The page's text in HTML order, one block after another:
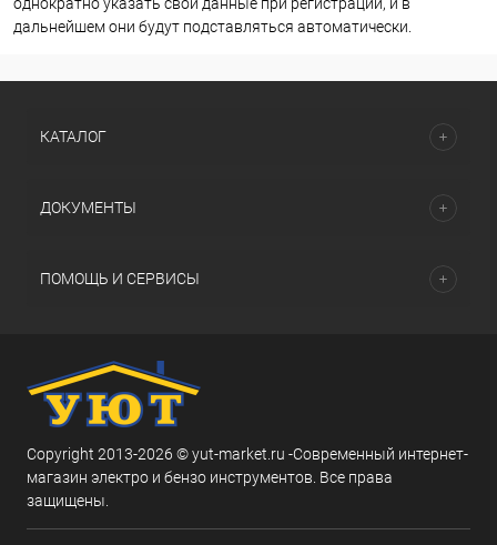
дальнейшем они будут подставляться автоматически.
КАТАЛОГ
ДОКУМЕНТЫ
ПОМОЩЬ И СЕРВИСЫ
Copyright 2013-2026 © yut-market.ru -Современный интернет-
магазин электро и бензо инструментов. Все права
защищены.